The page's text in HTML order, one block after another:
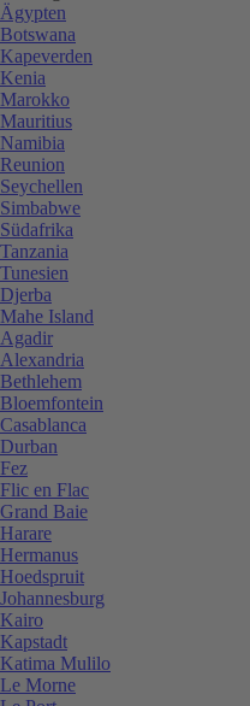
Ägypten
Botswana
Kapeverden
Kenia
Marokko
Mauritius
Namibia
Reunion
Seychellen
Simbabwe
Südafrika
Tanzania
Tunesien
Djerba
Mahe Island
Agadir
Alexandria
Bethlehem
Bloemfontein
Casablanca
Durban
Fez
Flic en Flac
Grand Baie
Harare
Hermanus
Hoedspruit
Johannesburg
Kairo
Kapstadt
Katima Mulilo
Le Morne